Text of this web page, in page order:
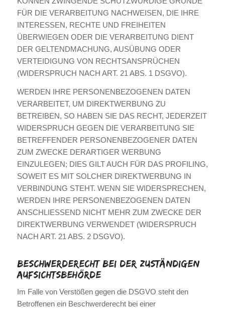
FÜR DIE VERARBEITUNG NACHWEISEN, DIE IHRE
INTERESSEN, RECHTE UND FREIHEITEN
ÜBERWIEGEN ODER DIE VERARBEITUNG DIENT
DER GELTENDMACHUNG, AUSÜBUNG ODER
VERTEIDIGUNG VON RECHTSANSPRÜCHEN
(WIDERSPRUCH NACH ART. 21 ABS. 1 DSGVO).
WERDEN IHRE PERSONENBEZOGENEN DATEN
VERARBEITET, UM DIREKTWERBUNG ZU
BETREIBEN, SO HABEN SIE DAS RECHT, JEDERZEIT
WIDERSPRUCH GEGEN DIE VERARBEITUNG SIE
BETREFFENDER PERSONENBEZOGENER DATEN
ZUM ZWECKE DERARTIGER WERBUNG
EINZULEGEN; DIES GILT AUCH FÜR DAS PROFILING,
SOWEIT ES MIT SOLCHER DIREKTWERBUNG IN
VERBINDUNG STEHT. WENN SIE WIDERSPRECHEN,
WERDEN IHRE PERSONENBEZOGENEN DATEN
ANSCHLIESSEND NICHT MEHR ZUM ZWECKE DER
DIREKTWERBUNG VERWENDET (WIDERSPRUCH
NACH ART. 21 ABS. 2 DSGVO).
Beschwerde­recht bei der zuständigen
Aufsichts­behörde
Im Falle von Verstößen gegen die DSGVO steht den
Betroffenen ein Beschwerderecht bei einer